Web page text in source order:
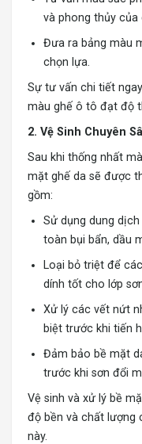
và phong thủy của
Đưa ra bảng màu
chọn lựa.
Sự tư vấn chi tiết
màu ghế ô tô đạt độ
2. Vệ Sinh Chuyên
Sau khi thống nhất
mặt ghế da sẽ được
gồm:
Sử dụng dung
toàn bụi bẩn, dầu
Loại bỏ triệt để
dính tốt cho lớp
Xử lý các vết nứt
biệt trước khi tiến
Đảm bảo bề mặt
trước khi sơn đổi
Vệ sinh và xử lý bề
độ bền và chất lượng
này.